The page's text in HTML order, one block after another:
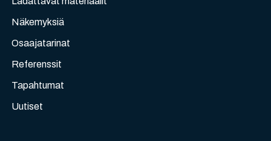
Näkemyksiä
Osaajatarinat
Referenssit
Tapahtumat
Uutiset